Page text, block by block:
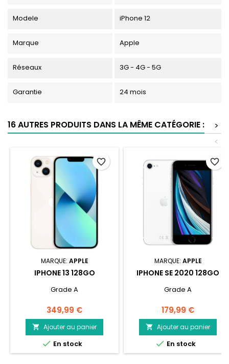
Modele iPhone 12
Marque Apple
Réseaux 3G - 4G - 5G
Garantie 24 mois
16 AUTRES PRODUITS DANS LA MÊME CATÉGORIE :
>
<
MARQUE: APPLE
IPHONE 13 128GO
Grade A
Prix
349,99 €
 Ajouter au panier
 En stock
favorite_border
MARQUE: APPLE
IPHONE SE 2020 128GO
Grade A
Prix
179,99 €
 Ajouter au panier
 En stock
favorite_border